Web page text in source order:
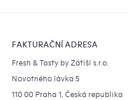
FAKTURAČNÍ ADRESA
Fresh & Tasty by Zátiší s.r.o.
Novotného lávka 5
110 00 Praha 1, Česká republika